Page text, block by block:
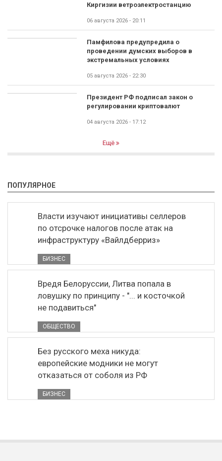
Киргизии ветроэлектростанцию
06 августа 2026 - 20:11
Памфилова предупредила о
проведении думских выборов в
экстремальных условиях
05 августа 2026 - 22:30
Президент РФ подписал закон о
регулировании криптовалют
04 августа 2026 - 17:12
Ещё
ПОПУЛЯРНОЕ
Власти изучают инициативы селлеров
по отсрочке налогов после атак на
инфраструктуру «Вайлдберриз»
БИЗНЕС
Вредя Белоруссии, Литва попала в
ловушку по принципу - "... и косточкой
не подавиться"
ОБЩЕСТВО
Без русского меха никуда:
европейские модники не могут
отказаться от соболя из РФ
БИЗНЕС